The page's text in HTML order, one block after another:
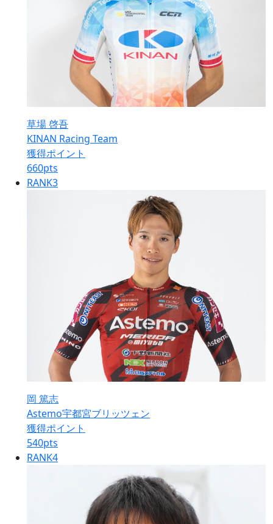
草場 啓吾
KINAN Racing Team
獲得ポイント
660pts
RANK3
岡 篤志
Astemo宇都宮ブリッツェン
獲得ポイント
540pts
RANK4